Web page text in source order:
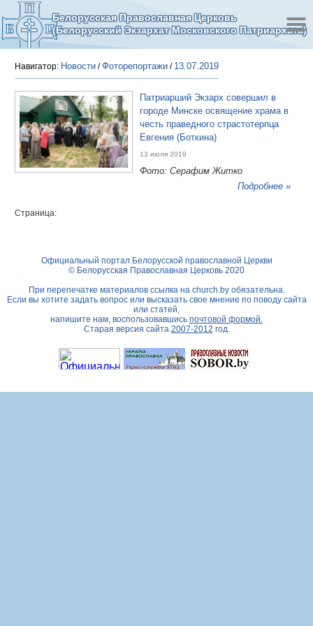
Белорусская Православная Церковь
(Белорусский Экзархат Московского Патриархата)
Навигатор: Новости /Фоторепортажи / 13.07.2019
Патриарший Экзарх совершил в
городе Минске освящение храма в
честь праведного страстотерпца
Евгения (Боткина)
13 июля 2019
Фото: Серафим Житко
Подробнее »
Страница:
Официальный портал Белорусской православной Церкви
© Белорусская Православная Церковь 2020
При перепечатке материалов ссылка на church.byобязательна.
Если вы хотите задать вопрос или высказать свое мнение по поводу сайта
или статей,
напишите нам, воспользовавшись почтовой формой.
Старая версия сайта 2007-2012 год.